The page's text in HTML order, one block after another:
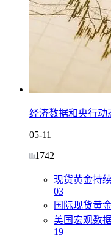
经济数据和央行动
05-11
1742
现货黄金持
03
国际现货黄
美国宏观数
19